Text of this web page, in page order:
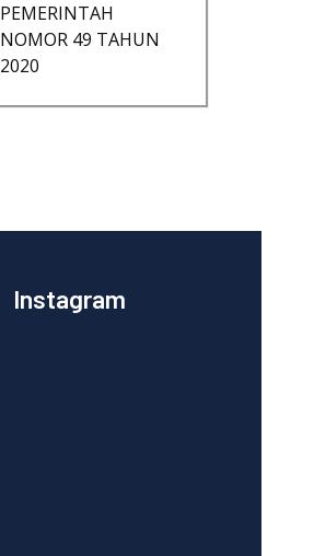
PEMERINTAH
NOMOR 49 TAHUN
2020
Instagram